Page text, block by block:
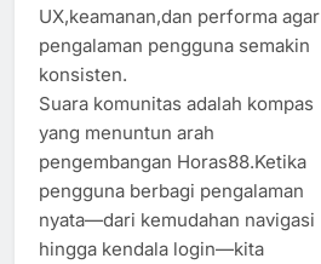
UX,keamanan,dan performa agar
pengalaman pengguna semakin
konsisten.
Suara komunitas adalah kompas
yang menuntun arah
pengembangan Horas88.Ketika
pengguna berbagi pengalaman
nyata—dari kemudahan navigasi
hingga kendala login—kita